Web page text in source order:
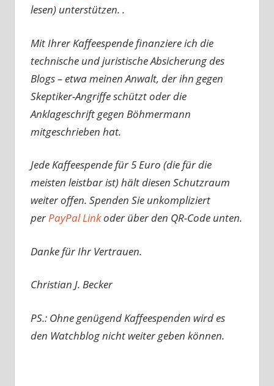
lesen) unterstützen. .
Mit Ihrer Kaffeespende finanziere ich die
technische und juristische Absicherung des
Blogs – etwa meinen Anwalt, der ihn gegen
Skeptiker-Angriffe schützt oder die
Anklageschrift gegen Böhmermann
mitgeschrieben hat.
Jede Kaffeespende für 5 Euro (die für die
meisten leistbar ist) hält diesen Schutzraum
weiter offen. Spenden Sie unkompliziert
perPayPal Linkoder über den QR-Code unten.
Danke für Ihr Vertrauen.
Christian J. Becker
PS.: Ohne genügend Kaffeespenden wird es
den Watchblog nicht weiter geben können.